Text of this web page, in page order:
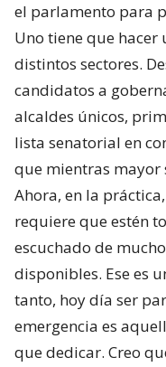
el parlamento para
Uno tiene que
distintos sectores.
candidatos a
alcaldes únicos,
lista senatorial en
que mientras mayor
Ahora, en la
requiere que estén
escuchado de
disponibles. Ese es
tanto, hoy día ser
emergencia es
que dedicar. Creo